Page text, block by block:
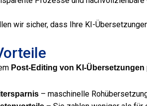
wir sicher, dass Ihre KI-
Post-Editing von KI-Übersetzungen
– maschinelle